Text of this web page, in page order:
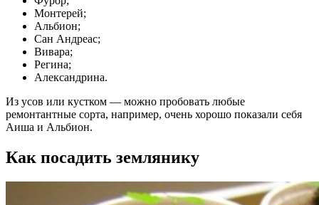
Монтерей;
Альбион;
Сан Андреас;
Вивара;
Регина;
Александрина.
Из усов или кустком — можно пробовать любые
ремонтантные сорта, например, очень хорошо показали себя
Аиша и Альбион.
Как посадить землянику